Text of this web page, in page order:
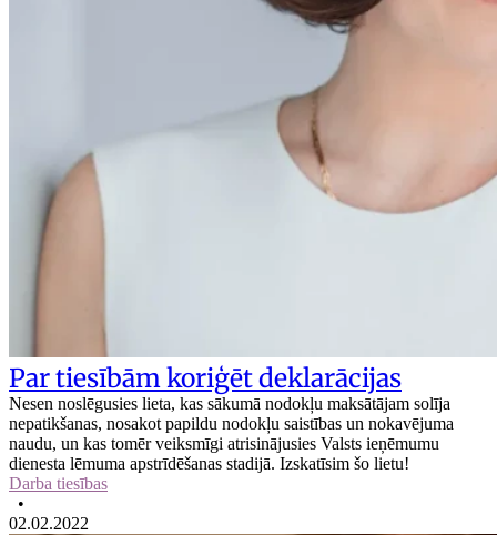
Par tiesībām koriģēt deklarācijas
Nesen noslēgusies lieta, kas sākumā nodokļu maksātājam solīja
nepatikšanas, nosakot papildu nodokļu saistības un nokavējuma
naudu, un kas tomēr veiksmīgi atrisinājusies Valsts ieņēmumu
dienesta lēmuma apstrīdēšanas stadijā. Izskatīsim šo lietu!
Darba tiesības
•
02.02.2022